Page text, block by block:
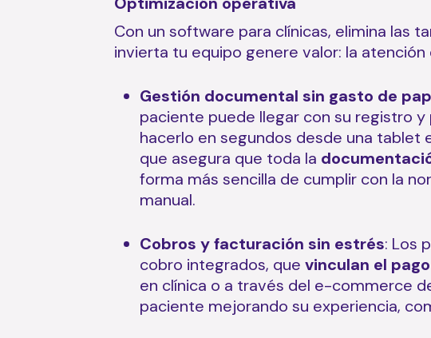
Con un software para clínicas, elimina las
invierta tu equipo genere valor: la
Gestión documental sin gasto de
paciente puede llegar con su registro
hacerlo en segundos desde una tablet
que asegura que toda la
forma más sencilla de cumplir con la
manual.
Cobros y facturación sin estrés: Los
cobro integrados, que vinculan el
en clínica o a través del e-commerce
paciente mejorando su experiencia,